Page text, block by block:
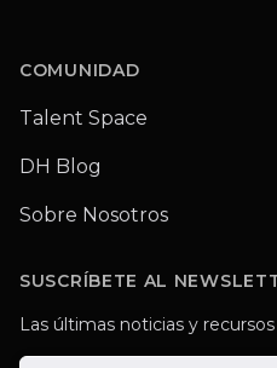
COMUNIDAD
Talent Space
DH Blog
Sobre Nosotros
SUSCRÍBETE AL
Las últimas noticias y